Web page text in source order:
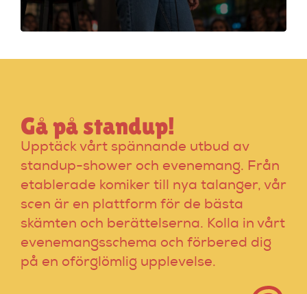
Upptäck tekniker
som stärker ditt
scenframträdande.
Gå på standup!
Upptäck vårt spännande utbud av
standup-shower och evenemang. Från
etablerade komiker till nya talanger, vår
scen är en plattform för de bästa
skämten och berättelserna. Kolla in vårt
evenemangsschema och förbered dig
på en oförglömlig upplevelse.